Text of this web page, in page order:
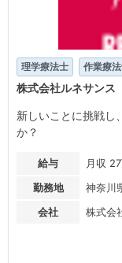
理学療法士 作業療
株式会社ルネサンス
新しいことに挑戦し
か？
給与
月収
勤務地
神奈川
会社
株式会